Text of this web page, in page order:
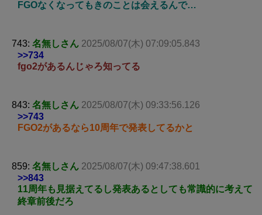
FGOなくなってもきのことは会えるんで…
743: 名無しさん 2025/08/07(木) 07:09:05.843
>>734
fgo2があるんじゃろ知ってる
843: 名無しさん 2025/08/07(木) 09:33:56.126
>>743
FGO2があるなら10周年で発表してるかと
859: 名無しさん 2025/08/07(木) 09:47:38.601
>>843
11周年も見据えてるし発表あるとしても常識的に考えて
終章前後だろ